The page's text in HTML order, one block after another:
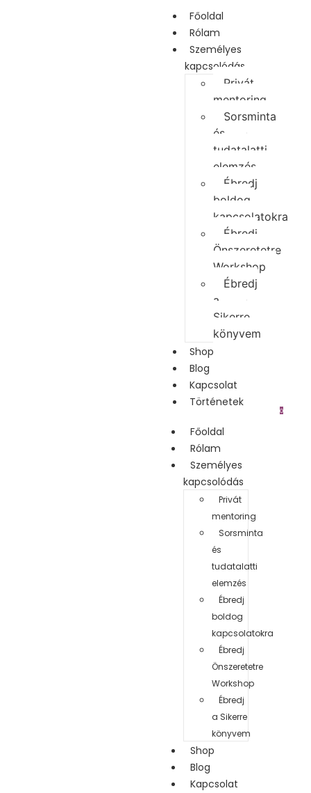
Főoldal
Rólam
Személyes
kapcsolódás
Privát
mentoring
Sorsminta
és
tudatalatti
elemzés
Ébredj
boldog
kapcsolatokra
Ébredj
Önszeretetre
Workshop
Ébredj
a
Sikerre
könyvem
Shop
Blog
Kapcsolat
Történetek
Főoldal
Rólam
Személyes
kapcsolódás
Privát
mentoring
Sorsminta
és
tudatalatti
elemzés
Ébredj
boldog
kapcsolatokra
Ébredj
Önszeretetre
Workshop
Ébredj
a Sikerre
könyvem
Shop
Blog
Kapcsolat
0